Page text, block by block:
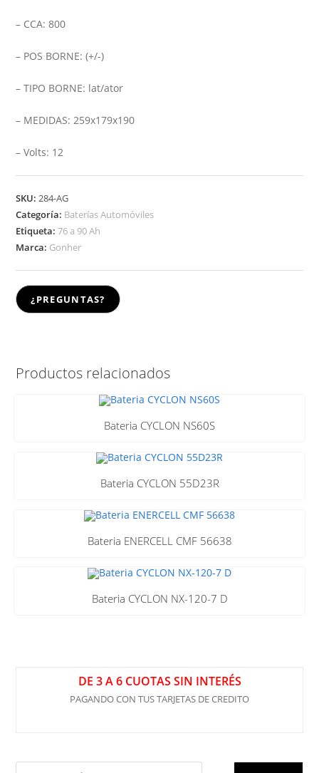
– CCA: 800
– POS BORNE: (+/-)
– TIPO BORNE: lat/ator
– MEDIDAS: 259x179x190
– Volts: 12
SKU:284-AG
Categoría: Baterías Automóviles
Etiqueta:76 a 90 Ah
Marca: Gonher
Productos relacionados
Bateria CYCLON NS60S
Bateria CYCLON 55D23R
Bateria ENERCELL CMF 56638
Bateria CYCLON NX-120-7 D
DE 3 A 6 CUOTAS SIN INTERÉS
PAGANDO CON TUS TARJETAS DE CREDITO